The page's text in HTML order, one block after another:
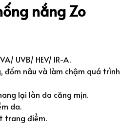
nắng Zo
UVB/ HEV/ IR-A.
đốm nâu và làm chậm quá trình
lại làn da căng mịn.
da.
trang điểm.